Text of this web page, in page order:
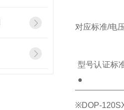
对应标准/电
型号认证标
●
※DOP-